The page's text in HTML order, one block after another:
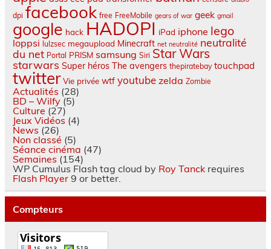
dpi facebook free FreeMobile gears of war geek gmail
google hack HADOPI iPad iphone lego
loppsi lulzsec megaupload Minecraft net neutralité neutralité
du net Portal PRISM samsung Siri Star Wars
starwars Super héros The avengers thepiratebay touchpad
twitter Vie privée wtf youtube zelda Zombie
Actualités (28)
BD – Wilfy(5)
Culture (27)
Jeux Vidéos (4)
News (26)
Non classé (5)
Séance cinéma (47)
Semaines (154)
WP Cumulus Flash tag cloud by Roy Tanckrequires
Flash Player9 or better.
Compteurs